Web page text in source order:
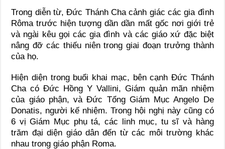
Trong diễn từ, Đức Thánh Cha cảnh giác các gia đình
Rôma trước hiện tượng dần dần mất gốc nơi giới trẻ
và ngài kêu gọi các gia đình và các giáo xứ đặc biệt
nâng đỡ các thiếu niên trong giai đoạn trưởng thành
của họ.
Hiện diện trong buổi khai mạc, bên cạnh Đức Thánh
Cha có Đức Hồng Y Vallini, Giám quản mãn nhiệm
của giáo phận, và Đức Tổng Giám Mục Angelo De
Donatis, người kế nhiệm. Trong hội nghị này cũng có
6 vị Giám Mục phụ tá, các linh mục, tu sĩ và hàng
trăm đại diện giáo dân đến từ các môi trường khác
nhau trong giáo phận Roma.